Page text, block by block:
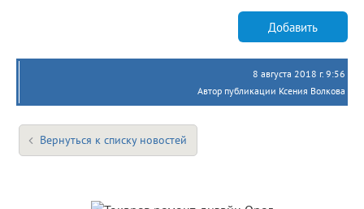
Добавить
8 августа 2018 г. 9:56
Автор публикации Ксения Волкова
Вернуться к списку новостей